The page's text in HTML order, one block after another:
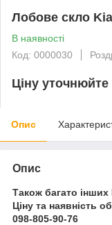
Лобове скло
В наявності
Код: 0000030
Ціну уточнюйте
Опис
Опис
Також багато
Ціну та наявність
098-805-90-76